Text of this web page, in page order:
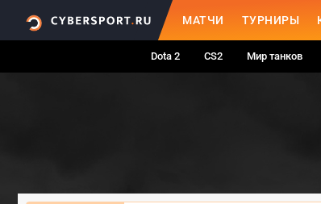
МАТЧИ ТУРНИРЫ
Dota 2 CS2 Мир танков